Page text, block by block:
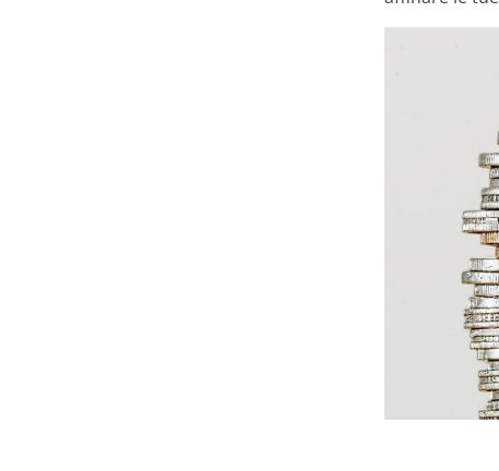
In questo sito
Da Minderest,
memorizzano e
informazioni può essere
contenuti nella tua
utente nell'accesso alle
annunci attraverso
cliccando il pulsante